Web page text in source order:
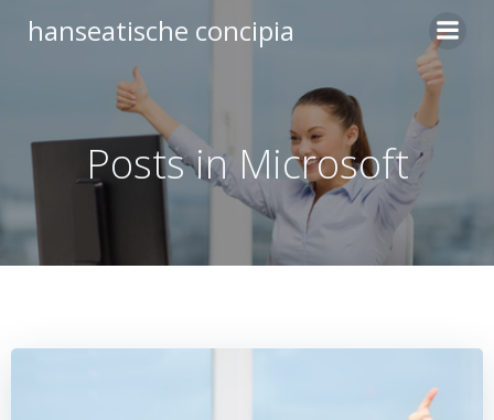
Inhalt
hanseatische concipia
Posts in Microsoft